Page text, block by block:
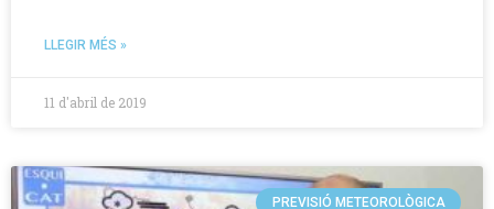
LLEGIR MÉS »
11 d'abril de 2019
PREVISIÓ METEOROLÒGICA